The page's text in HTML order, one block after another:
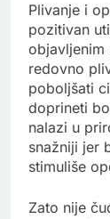
Plivanje i
pozitivan
objavljenim
redovno
poboljšati
doprineti
nalazi u
snažniji jer
stimuliše
Zato nije